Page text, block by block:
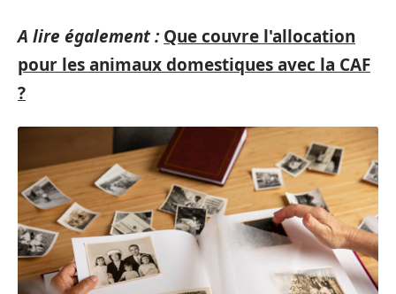
A lire également : Que couvre l'allocation
pour les animaux domestiques avec la CAF
?